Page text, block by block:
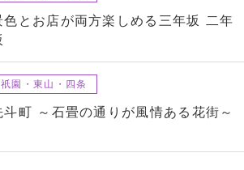
色とお店が両方楽しめる三年坂 二年
祇園・東山・四条
斗町 ～石畳の通りが風情ある花街～